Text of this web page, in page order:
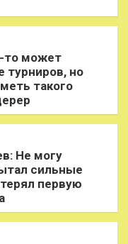
то может
турниров, но
такого
Не могу
сильные
первую